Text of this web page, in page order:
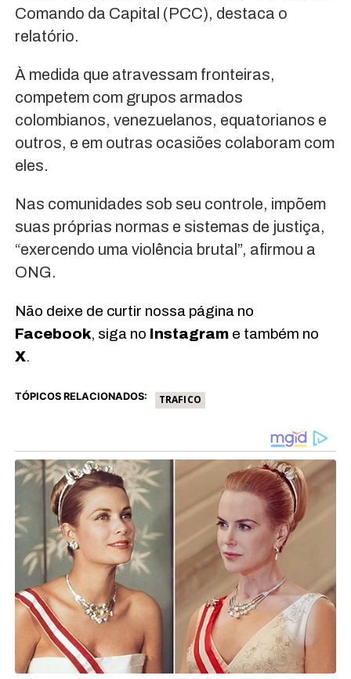
Comando da Capital (PCC), destaca o
relatório.
À medida que atravessam fronteiras,
competem com grupos armados
colombianos, venezuelanos, equatorianos e
outros, e em outras ocasiões colaboram com
eles.
Nas comunidades sob seu controle, impõem
suas próprias normas e sistemas de justiça,
“exercendo uma violência brutal”, afirmou a
ONG.
Não deixe de curtir nossa página no
Facebook, siga no Instagrame também no
X.
TÓPICOS RELACIONADOS: TRAFICO